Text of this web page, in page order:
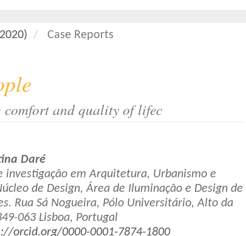
Case Reports
and quality of lifec
Daré
investigação em Arquitetura, Urbanismo e
de Design, Área de Iluminação e Design de
Rua Sá Nogueira, Pólo Universitário, Alto da
063 Lisboa, Portugal
orcid.org/0000-0001-7874-1800